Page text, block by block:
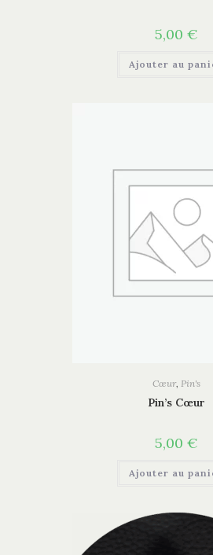
5,00 €
Ajouter au
Cœur, Pin's
Pin’s Cœur
5,00 €
Ajouter au